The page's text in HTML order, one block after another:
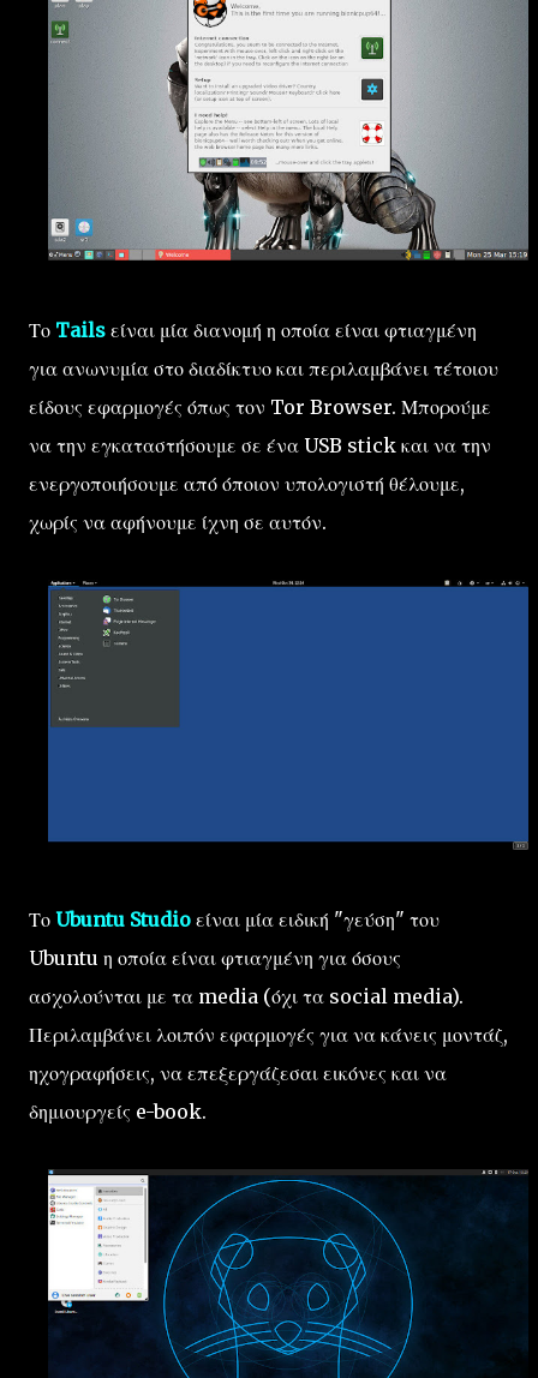
Το Tails είναι μία διανομή η οποία είναι φτιαγμένη
για ανωνυμία στο διαδίκτυο και περιλαμβάνει τέτοιου
είδους εφαρμογές όπως τον Tor Browser. Μπορούμε
να την εγκαταστήσουμε σε ένα USB stick και να την
ενεργοποιήσουμε από όποιον υπολογιστή θέλουμε,
χωρίς να αφήνουμε ίχνη σε αυτόν.
Το Ubuntu Studio είναι μία ειδική "γεύση" του
Ubuntu η οποία είναι φτιαγμένη για όσους
ασχολούνται με τα media (όχι τα social media).
Περιλαμβάνει λοιπόν εφαρμογές για να κάνεις μοντάζ,
ηχογραφήσεις, να επεξεργάζεσαι εικόνες και να
δημιουργείς e-book.